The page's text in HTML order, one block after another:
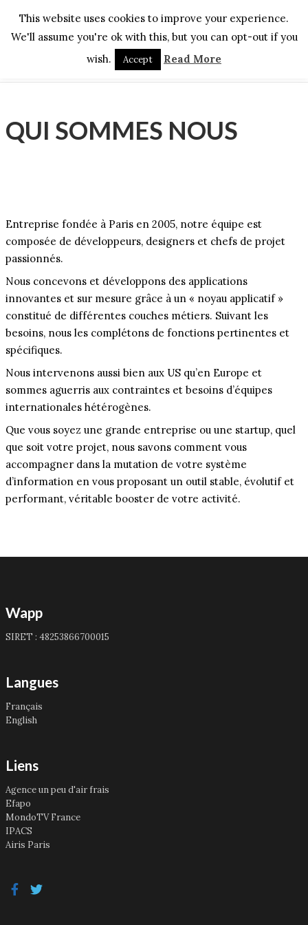
QUI SOMMES NOUS
Entreprise fondée à Paris en 2005, notre équipe est
composée de développeurs, designers et chefs de projet
passionnés.
Nous concevons et développons des applications
innovantes et sur mesure grâce à un « noyau applicatif »
constitué de différentes couches métiers. Suivant les
besoins, nous les complétons de fonctions pertinentes et
spécifiques.
Nous intervenons aussi bien aux US qu’en Europe et
sommes aguerris aux contraintes et besoins d’équipes
internationales hétérogènes.
Que vous soyez une grande entreprise ou une startup, quel
que soit votre projet, nous savons comment vous
accompagner dans la mutation de votre système
d’information en vous proposant un outil stable, évolutif et
performant, véritable booster de votre activité.
Wapp
SIRET : 48253866700015
Langues
Français
English
Liens
Agence un peu d'air frais
Efapo
MondoTV France
IPACS
Airis Paris
This website uses cookies to improve your experience.
We'll assume you're ok with this, but you can opt-out if you
wish.
Accept Read More